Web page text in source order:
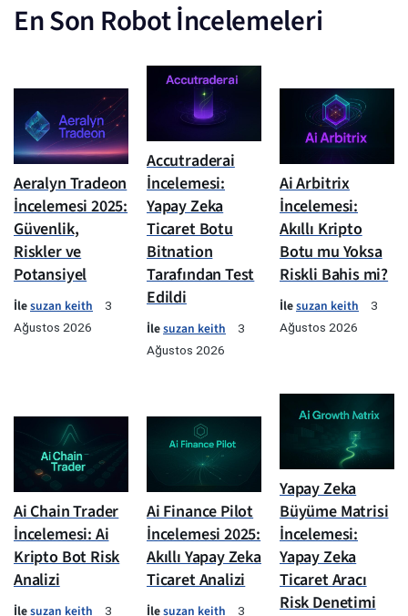
En Son Robot İncelemeleri
Aeralyn Tradeon
İncelemesi 2025:
Güvenlik,
Riskler ve
Potansiyel
İlesuzan keith
3
Ağustos 2026
Accutraderai
İncelemesi:
Yapay Zeka
Ticaret Botu
Bitnation
Tarafından Test
Edildi
İlesuzan keith
3
Ağustos 2026
Ai Arbitrix
İncelemesi:
Akıllı Kripto
Botu mu Yoksa
Riskli Bahis mi?
İlesuzan keith
3
Ağustos 2026
Ai Chain Trader
İncelemesi: Ai
Kripto Bot Risk
Analizi
İlesuzan keith 3
Ai Finance Pilot
İncelemesi 2025:
Akıllı Yapay Zeka
Ticaret Analizi
İlesuzan keith 3
Yapay Zeka
Büyüme Matrisi
İncelemesi:
Yapay Zeka
Ticaret Aracı
Risk Denetimi